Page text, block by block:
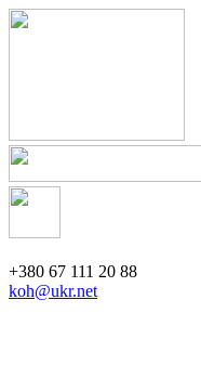
+380 67 111 20 88
koh@ukr.net